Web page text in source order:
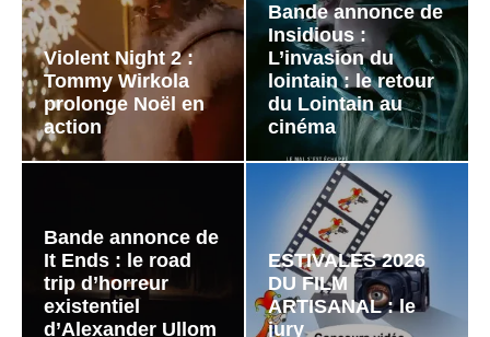
Violent Night 2 :
Tommy Wirkola
prolonge Noël en
action
Bande annonce de
Insidious :
L’invasion du
lointain : le retour
du Lointain au
cinéma
Bande annonce de
It Ends : le road
trip d’horreur
existentiel
d’Alexander Ullom
ESTIVALES 2026
DU FILM
ARTISANAL : le
jury